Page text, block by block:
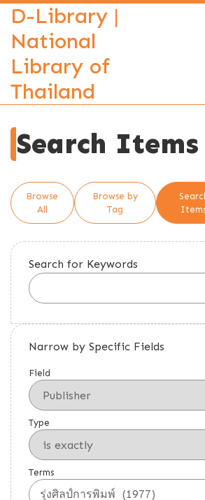
D-Library |
National
Library of
Thailand
Search Items
Browse
All
Browse by
Tag
Search for Keywords
Narrow by Specific Fields
Field
Type
Terms